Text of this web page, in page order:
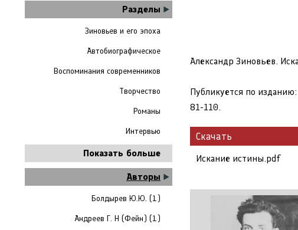
Разделы
Зиновьев и его эпоха
Автобиографическое
Воспоминания современников
Творчество
Романы
Интервью
Показать больше
Авторы
Болдырев Ю.Ю. (1)
Андреев Г. Н (Фейн) (1)
Александр Зиновьев.
Публикуется по
81-110.
Скачать
Искание истины.pdf